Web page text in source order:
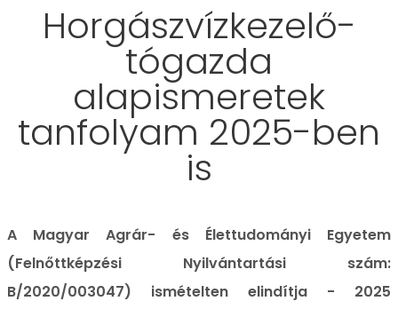
Horgászvízkezelő-
tógazda
alapismeretek
tanfolyam 2025-ben
is
A Magyar Agrár- és Élettudományi Egyetem
(Felnőttképzési Nyilvántartási szám:
B/2020/003047) ismételten elindítja - 2025